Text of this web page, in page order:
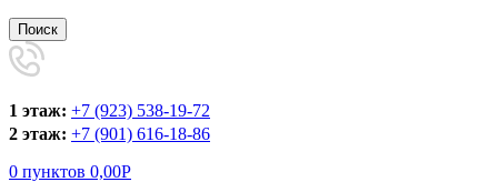
Поиск
1 этаж: +7 (923) 538-19-72
2 этаж: +7 (901) 616-18-86
0 пунктов 0,00Р